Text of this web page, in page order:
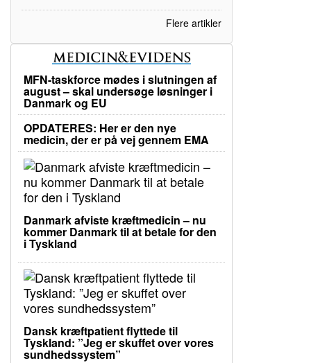
Flere artikler
MFN-taskforce mødes i slutningen af
august – skal undersøge løsninger i
Danmark og EU
OPDATERES: Her er den nye
medicin, der er på vej gennem EMA
Danmark afviste kræftmedicin – nu
kommer Danmark til at betale for den
i Tyskland
Dansk kræftpatient flyttede til
Tyskland: ”Jeg er skuffet over vores
sundhedssystem”